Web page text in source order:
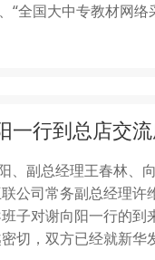
“全国大中专教材网
一行到总店交
副总经理王春林、
公司常务副总经理许
子对谢向阳一行的到
，双方已经就新华